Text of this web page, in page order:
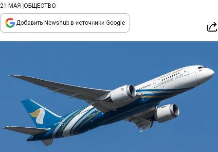
21 МАЯ ОБЩЕСТВО
Добавить Newshub в источники Google